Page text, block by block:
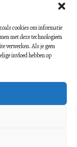
cookies om informatie
met deze technologieën
verwerken. Als je geen
invloed hebben op
Maelwael van
813106680